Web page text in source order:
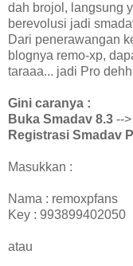
dah brojol, langsung
berevolusi jadi
Dari penerawangan
blognya remo-xp,
taraaa... jadi Pro
Gini caranya :
Buka Smadav 8.3 -->
Registrasi Smadav
Masukkan :
Nama : remoxpfans
Key : 993899402050
atau